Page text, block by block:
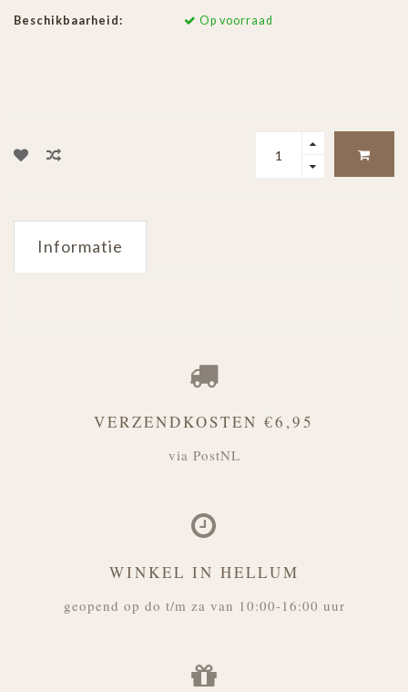
Beschikbaarheid: Op voorraad
Informatie
VERZENDKOSTEN €6,95
via PostNL
WINKEL IN HELLUM
geopend op do t/m za van 10:00-16:00 uur